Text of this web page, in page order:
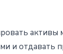
активы
и отдавать